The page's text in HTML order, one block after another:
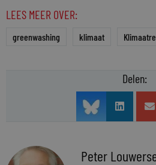
LEES MEER OVER:
greenwashing klimaat
Delen:
Peter